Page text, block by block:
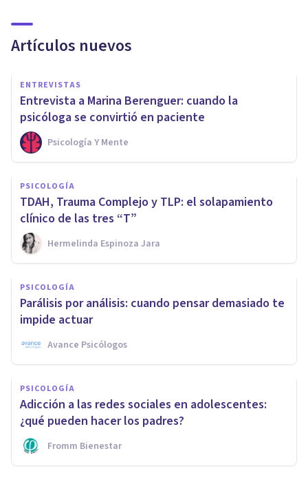
Artículos nuevos
ENTREVISTAS
Entrevista a Marina Berenguer: cuando la
psicóloga se convirtió en paciente
Psicología Y Mente
PSICOLOGÍA
TDAH, Trauma Complejo y TLP: el solapamiento
clínico de las tres “T”
Hermelinda Espinoza Jara
PSICOLOGÍA
Parálisis por análisis: cuando pensar demasiado te
impide actuar
Avance Psicólogos
PSICOLOGÍA
Adicción a las redes sociales en adolescentes:
¿qué pueden hacer los padres?
Fromm Bienestar